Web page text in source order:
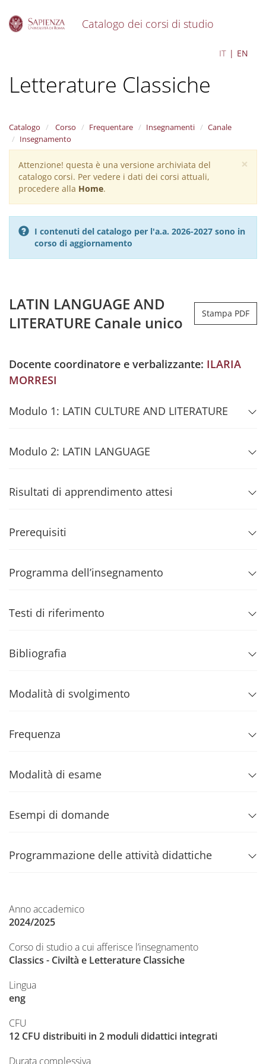
Catalogo dei corsi di studio
IT EN
Letterature Classiche
Catalogo Corso Frequentare Insegnamenti
Canale
Insegnamento
×
Warning
message
Attenzione! questa è una versione archiviata del
catalogo corsi. Per vedere i dati dei corsi attuali,
procedere alla Home.
I contenuti del catalogo per l'a.a. 2026-2027 sono in
corso di aggiornamento
LATIN LANGUAGE AND
LITERATURE Canale unico
Stampa PDF
Docente coordinatore e verbalizzante: ILARIA
MORRESI
Modulo 1: LATIN CULTURE AND LITERATURE
Modulo 2: LATIN LANGUAGE
Risultati di apprendimento attesi
Prerequisiti
Programma dell’insegnamento
Testi di riferimento
Bibliografia
Modalità di svolgimento
Frequenza
Modalità di esame
Esempi di domande
Programmazione delle attività didattiche
Anno accademico
2024/2025
Corso di studio a cui afferisce l’insegnamento
Classics - Civiltà e Letterature Classiche
Lingua
eng
CFU
12 CFU distribuiti in 2 moduli didattici integrati
Durata complessiva